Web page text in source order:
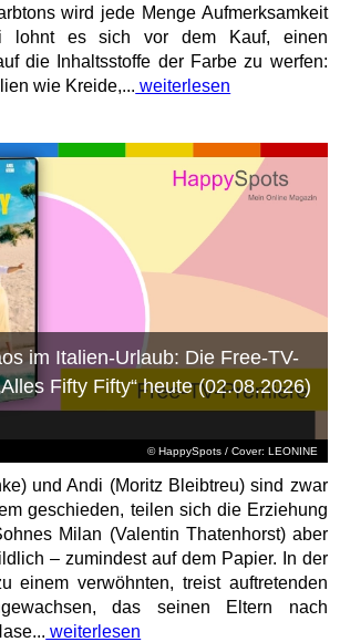
wird jede Menge Aufmerksamkeit
lohnt es sich vor dem Kauf, einen
die Inhaltsstoffe der Farbe zu werfen:
wie Kreide,... weiterlesen
© HappySpots / Cover: LEONINE
im Italien-Urlaub: Die Free-TV-
Fifty Fifty“ heute (02.08.2026)
und Andi (Moritz Bleibtreu) sind zwar
geschieden, teilen sich die Erziehung
Milan (Valentin Thatenhorst) aber
– zumindest auf dem Papier. In der
einem verwöhnten, treist auftretenden
das seinen Eltern nach
weiterlesen